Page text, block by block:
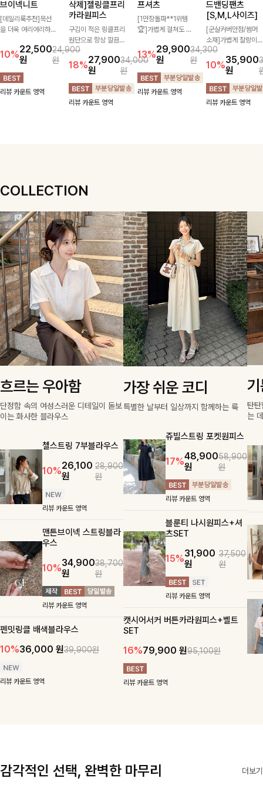
브이넥니트
[데일리룩추천]목선
을 더욱 여리여리하게
자인으로 깔끔한 무드
를 완성해주는 니트
🤍 부드러운 착용감
과 베이직한 실루엣으
로 단독은 물론 다양
10%22,500
원
24,900
원
리뷰 카운트 영역
삭제]젤링클프리
카라원피스
구김이 적은 링클프리
원단으로 항상 깔끔하
게 착용 가능하며 일
자로 떨어지는 넉넉한
핏으로 군살을 완벽히
커버해주는 원피스에
요🖤
18%27,900
원
34,000
원
리뷰 카운트 영역
프셔츠
[1만장돌파**1위템
🏆]가볍게 걸쳐도 살
감, 여름에 딱 맞는 코
튼 셔츠❤️ 여유 있는
핏과 스트라이프 패
턴, 자연스러운 실루
엣으로 데일리 코디에
13%29,900
원
34,300
원
리뷰 카운트 영역
드밴딩팬츠
[S,M,L사이즈]
[군살커버만점/썸머
소재]가볍게 찰랑이는
원단과 여유로운 와이
드 핏으로 하루 종일
편안하게 착용하실 수
있는 팬츠입니다 🖤
✨ 허리 전체 밴딩과
스트링 디테일로 안정
10%35,900
원
리뷰 카운트 영역
COLLECTION
흐르는 우아함
단정함 속의 여성스러운 디테일이 돋보
이는 화사한 블라우스
첼스트링 7부블라우스
10%26,100
원
28,900
원
리뷰 카운트 영역
맨튼브이넥 스트링블라
우스
10%34,900
원
38,700
원
리뷰 카운트 영역
펜밋링클 배색블라우스
10%36,000 원39,900원
리뷰 카운트 영역
가장 쉬운 코디
특별한 날부터 일상까지 함께하는 룩
쥬빌스트링 포켓원피스
17%48,900
원
58,900
원
리뷰 카운트 영역
블룬티 나시원피스+셔
츠SET
15%31,900
원
37,500
원
리뷰 카운트 영역
캣시어서커 버튼카라원피스+벨트
SET
16%79,900 원95,100원
리뷰 카운트 영역
탄
는
감각적인 선택, 완벽한 마무리 더보기